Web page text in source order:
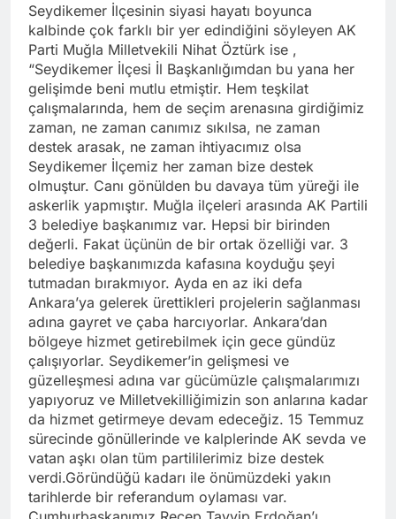
Seydikemer İlçesinin siyasi hayatı boyunca
kalbinde çok farklı bir yer edindiğini söyleyen AK
Parti Muğla Milletvekili Nihat Öztürk ise ,
“Seydikemer İlçesi İl Başkanlığımdan bu yana her
gelişimde beni mutlu etmiştir. Hem teşkilat
çalışmalarında, hem de seçim arenasına girdiğimiz
zaman, ne zaman canımız sıkılsa, ne zaman
destek arasak, ne zaman ihtiyacımız olsa
Seydikemer İlçemiz her zaman bize destek
olmuştur. Canı gönülden bu davaya tüm yüreği ile
askerlik yapmıştır. Muğla ilçeleri arasında AK Partili
3 belediye başkanımız var. Hepsi bir birinden
değerli. Fakat üçünün de bir ortak özelliği var. 3
belediye başkanımızda kafasına koyduğu şeyi
tutmadan bırakmıyor. Ayda en az iki defa
Ankara’ya gelerek ürettikleri projelerin sağlanması
adına gayret ve çaba harcıyorlar. Ankara’dan
bölgeye hizmet getirebilmek için gece gündüz
çalışıyorlar. Seydikemer’in gelişmesi ve
güzelleşmesi adına var gücümüzle çalışmalarımızı
yapıyoruz ve Milletvekilliğimizin son anlarına kadar
da hizmet getirmeye devam edeceğiz. 15 Temmuz
sürecinde gönüllerinde ve kalplerinde AK sevda ve
vatan aşkı olan tüm partililerimiz bize destek
verdi.Göründüğü kadarı ile önümüzdeki yakın
tarihlerde bir referandum oylaması var.